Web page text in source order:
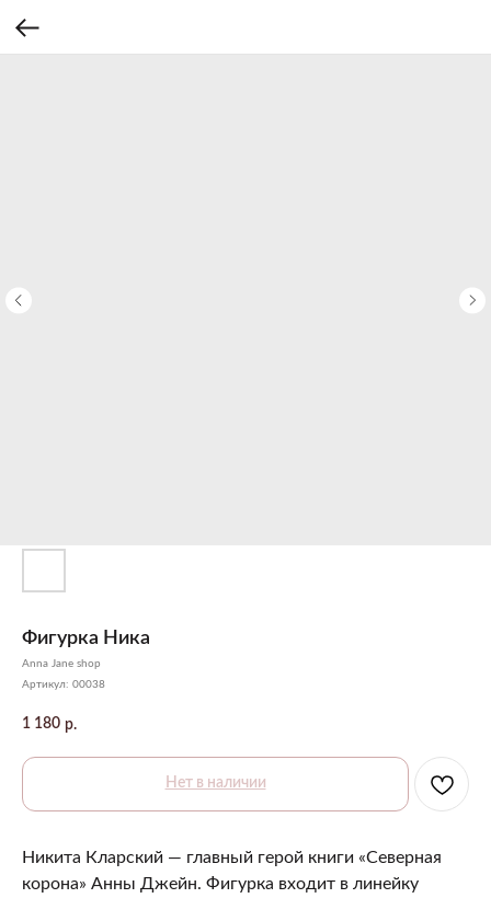
Фигурка Ника
Anna Jane shop
Артикул: 00038
1 180 р.
Нет в наличии
Никита Кларский ― главный герой книги «Северная
корона» Анны Джейн. Фигурка входит в линейку